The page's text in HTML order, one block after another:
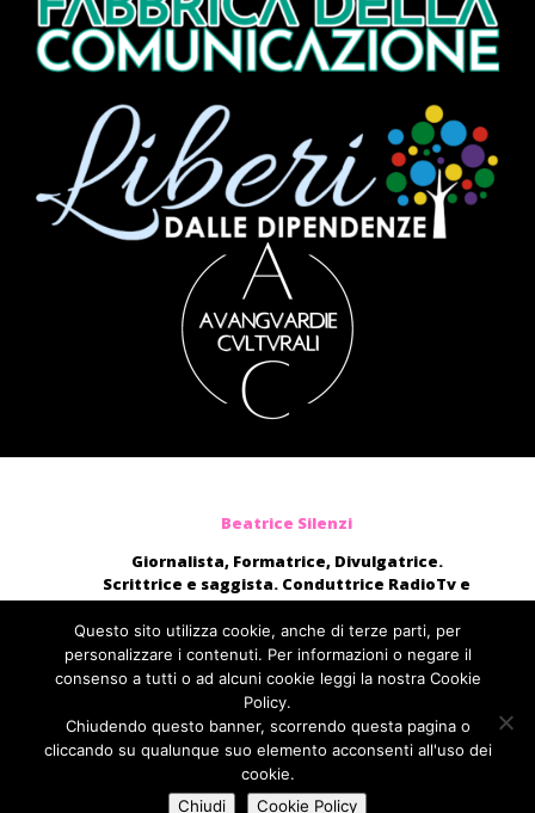
Beatrice Silenzi
Giornalista, Formatrice, Divulgatrice.
Scrittrice e saggista. Conduttrice RadioTv e
blogger.
Moderatrice, presentatrice di eventi, voce di
audiolibri e campagne pubblicitarie nazionali.
direttamente@beatricesilenzi.it
ufficiostampa@fcom.it
Fabbrica della Comunicazione
Questo sito utilizza cookie, anche di terze parti, per
personalizzare i contenuti. Per informazioni o negare il
consenso a tutti o ad alcuni cookie leggi la nostra Cookie
Policy.
Chiudendo questo banner, scorrendo questa pagina o
cliccando su qualunque suo elemento acconsenti all'uso dei
cookie.
Chiudi
Cookie Policy